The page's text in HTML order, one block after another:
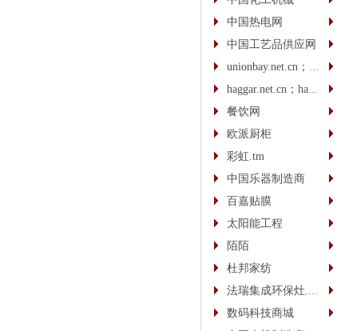
中国热电网
中国工艺品供应网
unionbay.net.cn；unionbay.cn
haggar.net.cn；haggar.cn
餐饮网
欧派厨柜
彩虹.tm
中国乐器制造商
百嘉贴膜
太阳能工程
陌陌
杜邦家纺
法瑞集成环保灶.中国
数码科技商城